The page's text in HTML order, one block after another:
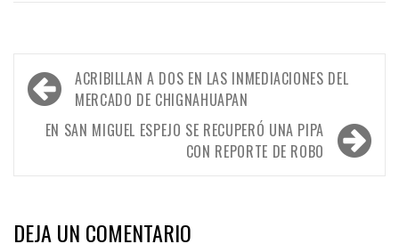
Navegación
de
entradas
ACRIBILLAN A DOS EN LAS INMEDIACIONES DEL
MERCADO DE CHIGNAHUAPAN
EN SAN MIGUEL ESPEJO SE RECUPERÓ UNA PIPA
CON REPORTE DE ROBO
DEJA UN COMENTARIO